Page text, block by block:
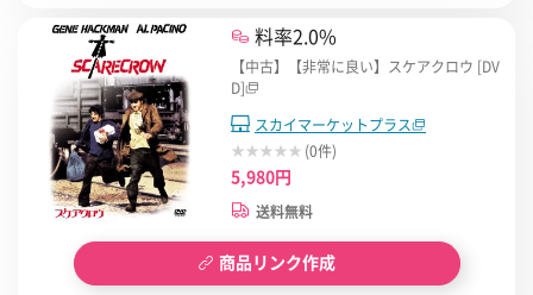
料率2.0%
【中古】【非常に良い】スケアクロウ [DV
D]
スカイマーケットプラス
(0件)
5,980円
送料無料
商品リンク作成